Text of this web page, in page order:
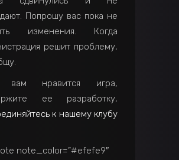
Попрошу вас пока не
изменения. Когда
решит проблему,
вам нравится игра,
ее разработку,
к нашему клубу
note_color=”#efefe9″